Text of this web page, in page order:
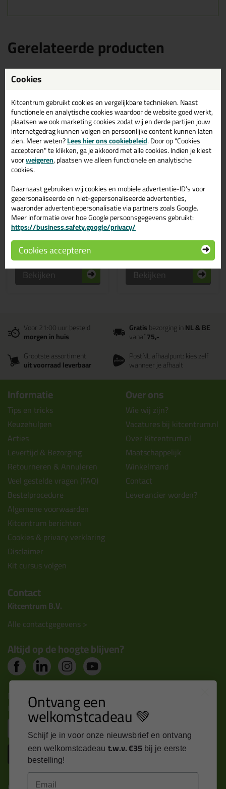
Gerelateerde producten
Zwaluw Polysoft
Flexible 1,5kg
17,
Bekijken
Zwaluw Polysoft
Professioneel 1,5kg
17,
Bekijken
Voor 21:00 uur besteld
morgen in huis
Gratisbezorging inNL & BE
vanaf75,-
Grootste assortiment
uit voorraad leverbaar
PostNL afhaalpunt: kies zelf
wanneer je afhaalt
Informatie
Tips en tricks
Keuzehulpen
Acties
Levertijd & Bezorging
Retourneren & Annuleren
Veel gestelde vragen (FAQ)
Bestelprocedure
Algemene voorwaarden
Kitcentrum berichten
Cookies & privacy verklaring
Disclaimer
Kit cursus volgen
Over ons
Wie wij zijn?
Vacatures bij kitcentrum.nl
Over Kitcentrum.nl
Maatschappelijk
Winkelmand
Contact
Leverancier worden?
Contact
Kitcentrum B.V.
Alle contactgegevens >
Altijd op de hoogte blijven?
Nieuws, tips en exclusieve deals rechtstreeks in je
inbox
Inschrijven
Cookies
Kitcentrum gebruikt cookies en vergelijkbare technieken. Naast
functionele en analytische cookies waardoor de website goed werkt,
plaatsen we ook marketing cookies zodat wij en derde partijen jouw
internetgedrag kunnen volgen en persoonlijke content kunnen laten
zien. Meer weten?Lees hier ons cookiebeleid. Door op "Cookies
accepteren" te klikken, ga je akkoord met alle cookies. Indien je kiest
voorweigeren, plaatsen we alleen functionele en analytische
cookies.
Daarnaast gebruiken wij cookies en mobiele advertentie-ID’s voor
gepersonaliseerde en niet-gepersonaliseerde advertenties,
waaronder advertentiepersonalisatie via partners zoals Google.
Meer informatie over hoe Google persoonsgegevens gebruikt:
https://business.safety.google/privacy/
Cookies accepteren
Ontvang een
welkomstcadeau 💚
Schijf je in voor onze nieuwsbrief en ontvang
een welkomstcadeau t.w.v. €35 bij je eerste
bestelling!
Email